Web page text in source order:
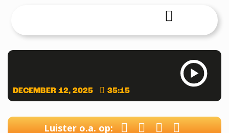
DECEMBER 12, 2025 35:15
Luister o.a. op: